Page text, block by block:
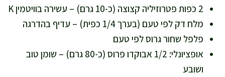
2 כפות פטרוזיליה קצוצה (כ-10 גרם) – עשירה בוויטמין K
מלח דק לפי טעם (בערך 1/4 כפית) – עדיף בהדרגה
פלפל שחור גרוס לפי טעם
אופציונלי: 1/2 אבוקדו פרוס (כ-80 גרם) – שומן טוב
ושובע